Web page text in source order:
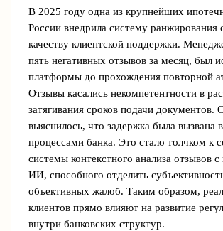
В 2025 году одна из крупнейших
России внедрила систему ранжирования
качеству клиентской поддержки.
пять негативных отзывов за месяц, был
платформы до прохождения повторной
Отзывы касались некомпетентности в
затягивания сроков подачи документов.
выяснилось, что задержка была вызвана
процессами банка. Это стало толчком к
системы контекстного анализа отзывов
ИИ, способного отделить
объективных жалоб. Таким образом,
клиентов прямо влияют на развитие
внутри банковских структур.